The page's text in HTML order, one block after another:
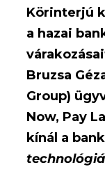
Körinterjú
a hazai
Bruzsa
Group)
Now, Pay
kínál a